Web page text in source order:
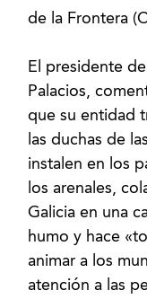
de la Frontera
El presidente
Palacios,
que su entidad
las duchas de
instalen en los
los arenales,
Galicia en una
humo y hace
animar a los
atención a las